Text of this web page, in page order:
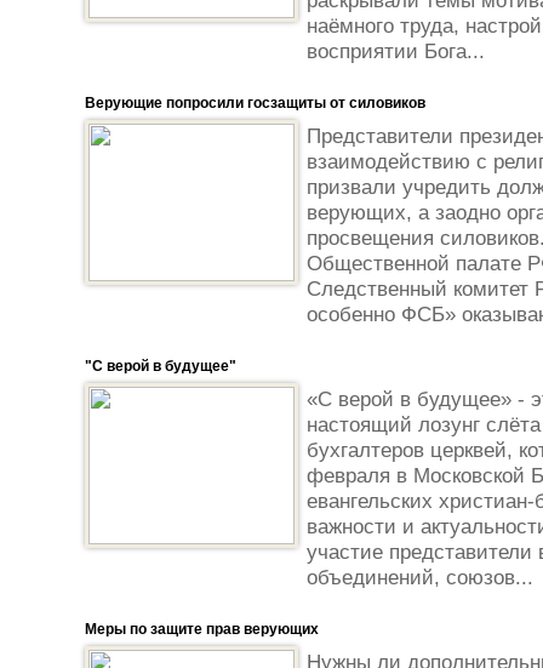
наёмного труда,
восприятии Бога...
Верующие попросили госзащиты от силовиков
Представители
взаимодействию с
призвали учредить
верующих, а заодно
просвещения
Общественной палате
Следственный комитет
особенно ФСБ»
"С верой в будущее"
«С верой в будущее» -
настоящий лозунг
бухгалтеров церквей,
февраля в Московской
евангельских
важности и
участие
объединений, союзов...
Меры по защите прав верующих
Нужны ли